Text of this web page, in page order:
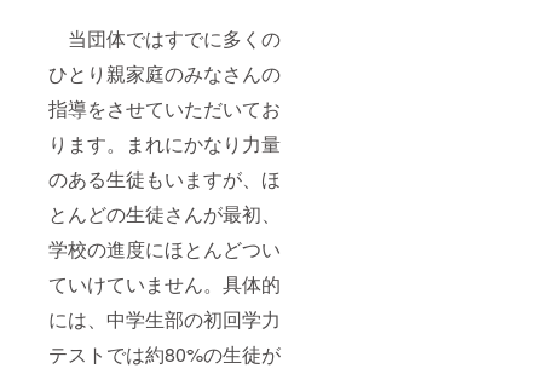
当団体ではすでに多くの
ひとり親家庭のみなさんの
指導をさせていただいてお
ります。まれにかなり力量
のある生徒もいますが、ほ
とんどの生徒さんが最初、
学校の進度にほとんどつい
ていけていません。具体的
には、中学生部の初回学力
テストでは約80%の生徒が